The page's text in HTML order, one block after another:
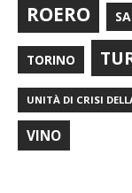
ROERO
TORINO
UNITÀ DI CRISI
VINO